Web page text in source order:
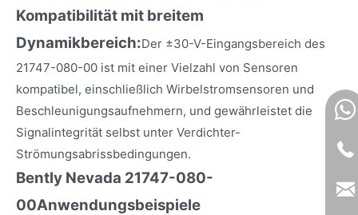
Kompatibilität mit breitem
Dynamikbereich:Der ±30-V-Eingangsbereich des
21747-080-00 ist mit einer Vielzahl von Sensoren
kompatibel, einschließlich Wirbelstromsensoren und
Beschleunigungsaufnehmern, und gewährleistet die
Signalintegrität selbst unter Verdichter-
Strömungsabrissbedingungen.
Bently Nevada 21747-080-
00Anwendungsbeispiele